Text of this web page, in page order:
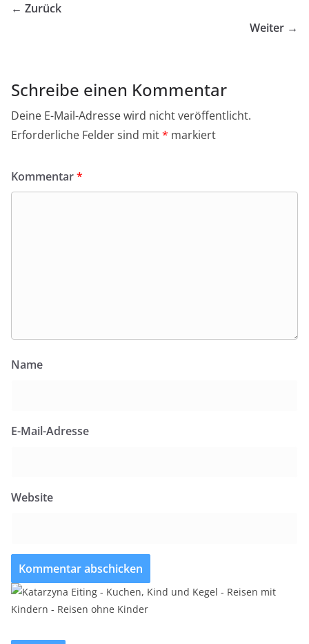
← Zurück
Weiter →
Schreibe einen Kommentar
Deine E-Mail-Adresse wird nicht veröffentlicht.
Erforderliche Felder sind mit* markiert
Kommentar*
Name
E-Mail-Adresse
Website